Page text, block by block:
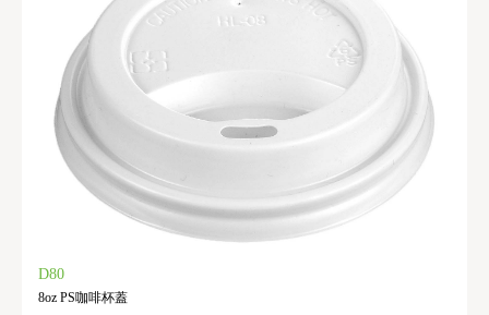
D80
8oz PS咖啡杯蓋